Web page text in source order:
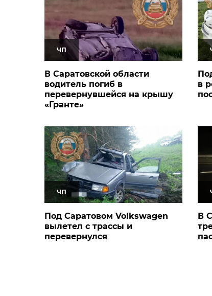
ЧП
В Саратовской области
водитель погиб в
перевернувшейся на крышу
«Гранте»
в
ЧП
Под Саратовом Volkswagen
вылетел с трассы и
перевернулся
В